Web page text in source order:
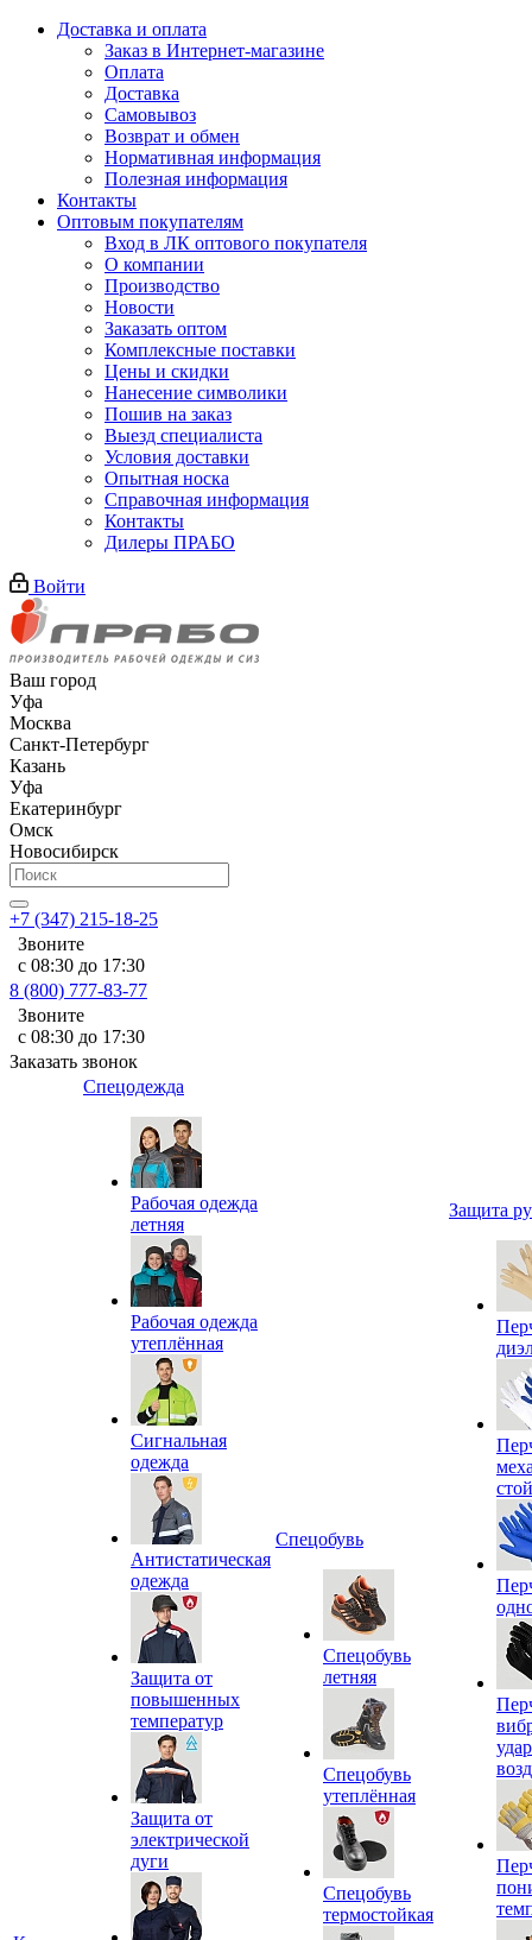
Доставка и оплата
Заказ в Интернет-магазине
Оплата
Доставка
Самовывоз
Возврат и обмен
Нормативная информация
Полезная информация
Контакты
Оптовым покупателям
Вход в ЛК оптового покупателя
О компании
Производство
Новости
Заказать оптом
Комплексные поставки
Цены и скидки
Нанесение символики
Пошив на заказ
Выезд специалиста
Условия доставки
Опытная носка
Справочная информация
Контакты
Дилеры ПРАБО
Войти
Ваш город
Уфа
Москва
Санкт-Петербург
Казань
Уфа
Екатеринбург
Омск
Новосибирск
+7 (347) 215-18-25
Звоните
с 08:30 до 17:30
8 (800) 777-83-77
Звоните
с 08:30 до 17:30
Заказать звонок
Спецодежда
Рабочая одежда
летняя
Рабочая одежда
утеплённая
Сигнальная
одежда
Антистатическая
одежда
Защита от
повышенных
температур
Защита от
электрической
дуги
Спецобувь
Спецобувь
летняя
Спецобувь
утеплённая
Спецобувь
термостойкая
Защита